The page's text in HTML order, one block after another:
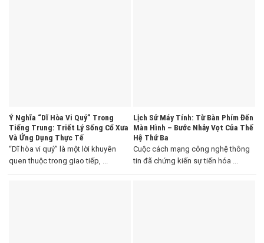
Ý Nghĩa “Dĩ Hòa Vi Quý” Trong
Tiếng Trung: Triết Lý Sống Cổ Xưa
Và Ứng Dụng Thực Tế
“Dĩ hòa vi quý” là một lời khuyên
quen thuộc trong giao tiếp, ...
Lịch Sử Máy Tính: Từ Bàn Phím Đến
Màn Hình – Bước Nhảy Vọt Của Thế
Hệ Thứ Ba
Cuộc cách mạng công nghệ thông
tin đã chứng kiến sự tiến hóa ...